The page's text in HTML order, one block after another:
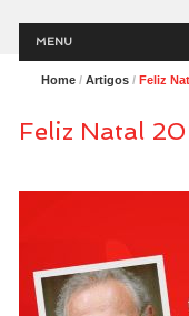
Menu
MENU
Home/ Artigos/ Feliz
Feliz Natal